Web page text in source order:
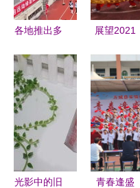
各地推出多
高考，为学
子撑起“安
全伞”——
潮安县彩塘
中学积极备
考纪实
展望2021
学幼儿园与
潮安县彩塘
中学共迎新
春
光影中的旧
青春逢盛